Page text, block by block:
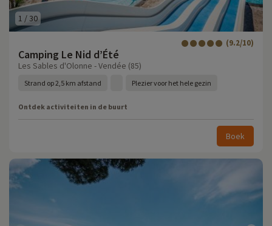
1 /30
Camping Le Nid d’Été
(9.2/10)
Les Sables d'Olonne - Vendée (85)
Strand op 2,5 km afstand Plezier voor het hele gezin
Ontdek activiteiten in de buurt
Boek